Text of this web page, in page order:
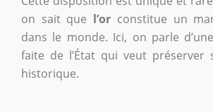
on sait que l’or constitue un
dans le monde. Ici, on parle
faite de l’État qui veut préserver
historique.